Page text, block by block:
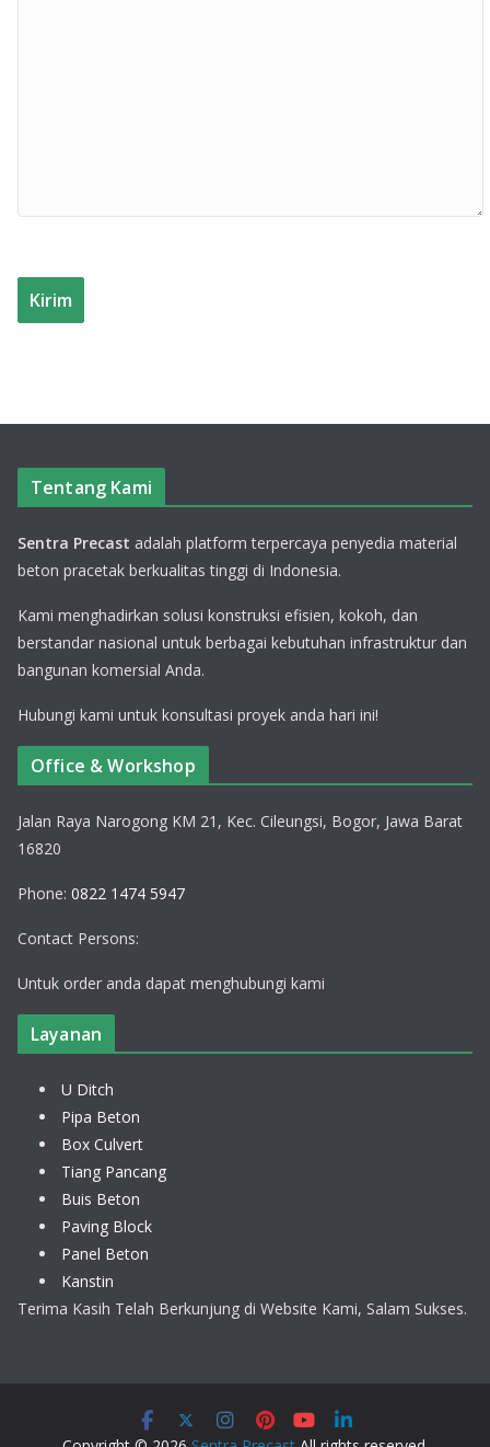
Tentang Kami
Sentra Precast adalah platform terpercaya penyedia material
beton pracetak berkualitas tinggi di Indonesia.
Kami menghadirkan solusi konstruksi efisien, kokoh, dan
berstandar nasional untuk berbagai kebutuhan infrastruktur dan
bangunan komersial Anda.
Hubungi kami untuk konsultasi proyek anda hari ini!
Office & Workshop
Jalan Raya Narogong KM 21, Kec. Cileungsi, Bogor, Jawa Barat
16820
Phone: 0822 1474 5947
Contact Persons:
Untuk order anda dapat menghubungi kami
Layanan
U Ditch
Pipa Beton
Box Culvert
Tiang Pancang
Buis Beton
Paving Block
Panel Beton
Kanstin
Terima Kasih Telah Berkunjung di Website Kami, Salam Sukses.